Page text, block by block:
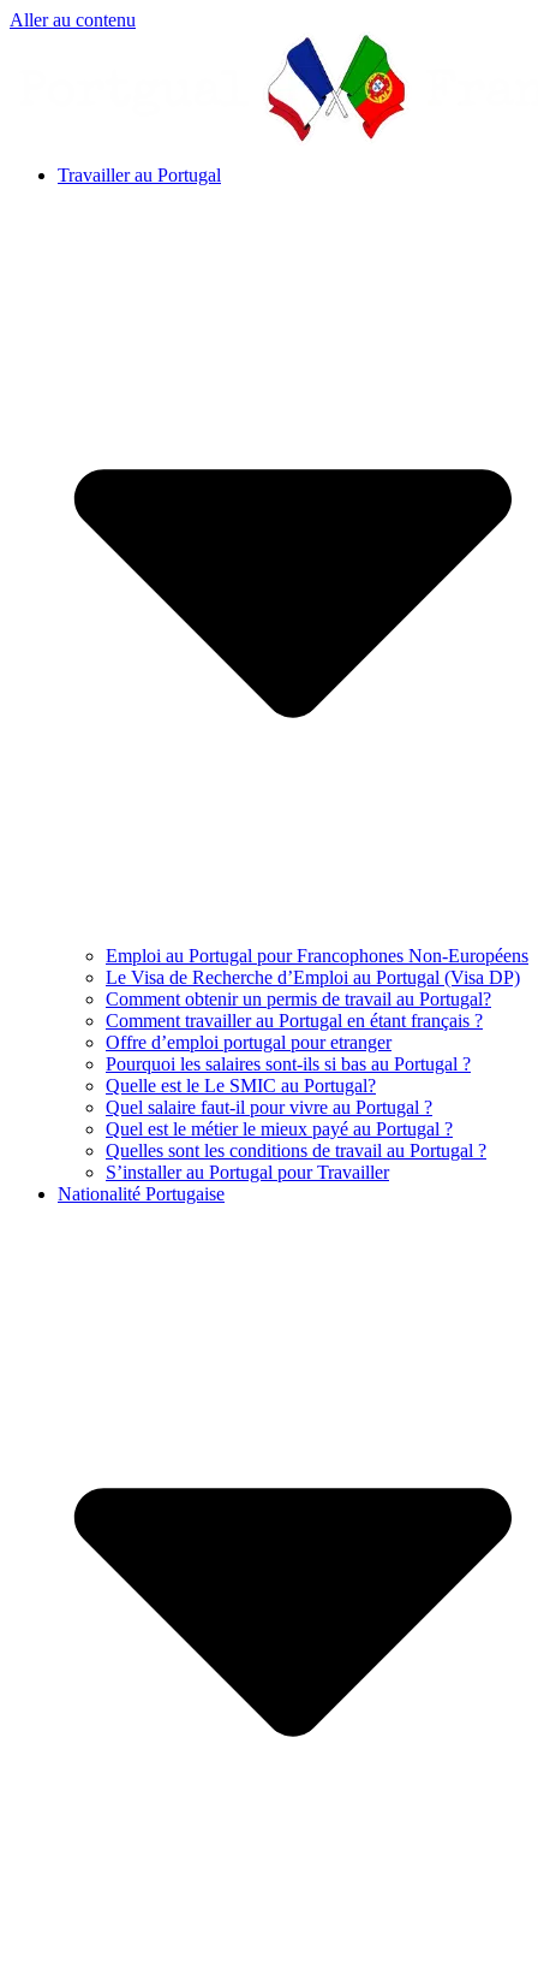
Aller au contenu
Travailler au Portugal
Emploi au Portugal pour Francophones Non-Européens
Le Visa de Recherche d’Emploi au Portugal (Visa DP)
Comment obtenir un permis de travail au Portugal?
Comment travailler au Portugal en étant français ?
Offre d’emploi portugal pour etranger
Pourquoi les salaires sont-ils si bas au Portugal ?
Quelle est le Le SMIC au Portugal?
Quel salaire faut-il pour vivre au Portugal ?
Quel est le métier le mieux payé au Portugal ?
Quelles sont les conditions de travail au Portugal ?
S’installer au Portugal pour Travailler
Nationalité Portugaise